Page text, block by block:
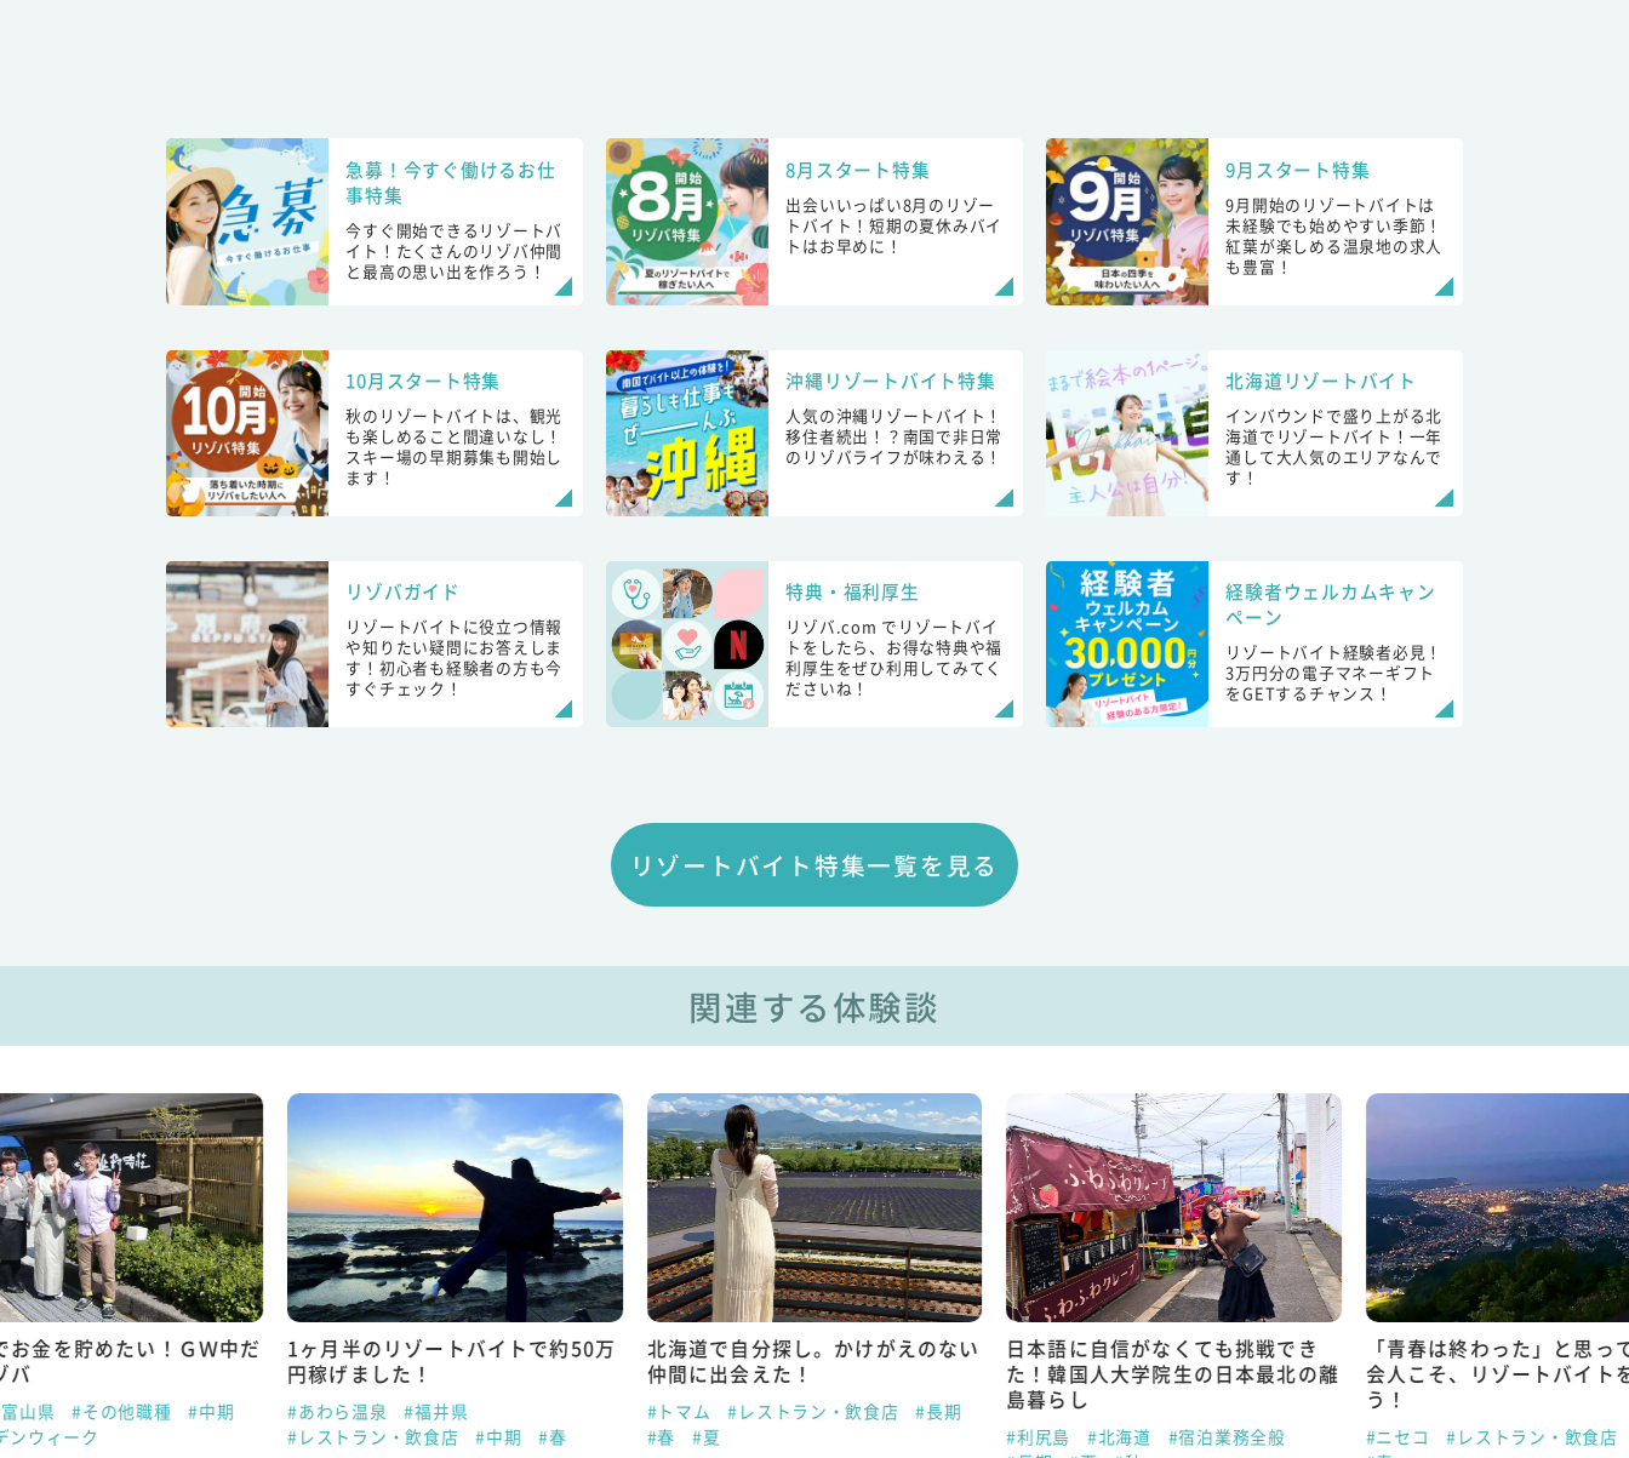
急募！今すぐ働けるお仕
事特集
今すぐ開始できるリゾートバ
イト！たくさんのリゾバ仲間
と最高の思い出を作ろう！
8月スタート特集
出会いいっぱい8月のリゾー
トバイト！短期の夏休みバイ
トはお早めに！
9月スタート特集
9月開始のリゾートバイトは
未経験でも始めやすい季節！
紅葉が楽しめる温泉地の求人
も豊富！
10月スタート特集
秋のリゾートバイトは、観光
も楽しめること間違いなし！
スキー場の早期募集も開始し
ます！
沖縄リゾートバイト特集
人気の沖縄リゾートバイト！
移住者続出！？南国で非日常
のリゾバライフが味わえる！
北海道リゾートバイト
インバウンドで盛り上がる北
海道でリゾートバイト！一年
通して大人気のエリアなんで
す！
リゾバガイド
リゾートバイトに役立つ情報
や知りたい疑問にお答えしま
す！初心者も経験者の方も今
すぐチェック！
特典・福利厚生
リゾバ.com でリゾートバイ
トをしたら、お得な特典や福
利厚生をぜひ利用してみてく
ださいね！
経験者ウェルカムキャン
ペーン
リゾートバイト経験者必見！
3万円分の電子マネーギフト
をGETするチャンス！
リゾートバイト特集一覧を見る
関連する体験談
お金を貯めたい！ＧＷ中だ
バ
山県 #その他職種
#中期
ンウィーク
1ヶ月半のリゾートバイトで約50万
円稼げました！
#あわら温泉
#福井県
#レストラン・飲食店
#中期 #春
北海道で自分探し。かけがえのない
仲間に出会えた！
#トマム #レストラン・飲食店
#長期
#春
#夏
日本語に自信がなくても挑戦でき
た！韓国人大学院生の日本最北の離
島暮らし
#利尻島 #北海道
#宿泊業務全般
「青春は終わった」と思っ
会人こそ、リゾートバイト
う！
#ニセコ
#レストラン・飲食店